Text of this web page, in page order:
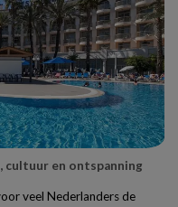
cultuur en ontspanning
veel Nederlanders de